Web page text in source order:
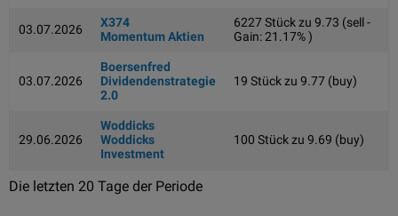
03.07.2026
X374
Momentum Aktien
6227 Stück zu 9.73 (sell -
Gain: 21.17% )
03.07.2026
Boersenfred
Dividendenstrategie
2.0
19 Stück zu 9.77 (buy)
29.06.2026
Woddicks
Woddicks
Investment
100 Stück zu 9.69 (buy)
Die letzten 20 Tage der Periode